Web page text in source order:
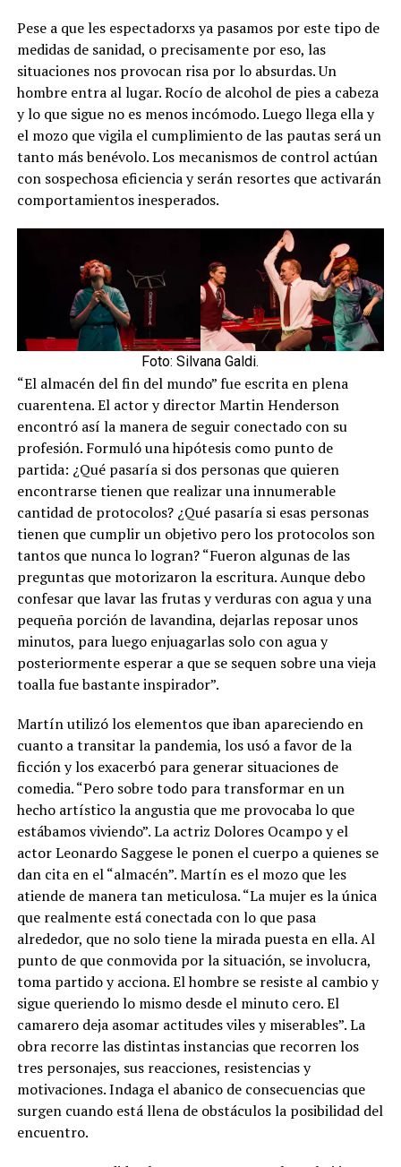
Pese a que les espectadorxs ya pasamos por este tipo de
medidas de sanidad, o precisamente por eso, las
situaciones nos provocan risa por lo absurdas. Un
hombre entra al lugar. Rocío de alcohol de pies a cabeza
y lo que sigue no es menos incómodo. Luego llega ella y
el mozo que vigila el cumplimiento de las pautas será un
tanto más benévolo. Los mecanismos de control actúan
con sospechosa eficiencia y serán resortes que activarán
comportamientos inesperados.
Foto: Silvana Galdi.
“El almacén del fin del mundo” fue escrita en plena
cuarentena. El actor y director Martin Henderson
encontró así la manera de seguir conectado con su
profesión. Formuló una hipótesis como punto de
partida: ¿Qué pasaría si dos personas que quieren
encontrarse tienen que realizar una innumerable
cantidad de protocolos? ¿Qué pasaría si esas personas
tienen que cumplir un objetivo pero los protocolos son
tantos que nunca lo logran? “Fueron algunas de las
preguntas que motorizaron la escritura. Aunque debo
confesar que lavar las frutas y verduras con agua y una
pequeña porción de lavandina, dejarlas reposar unos
minutos, para luego enjuagarlas solo con agua y
posteriormente esperar a que se sequen sobre una vieja
toalla fue bastante inspirador”.
Martín utilizó los elementos que iban apareciendo en
cuanto a transitar la pandemia, los usó a favor de la
ficción y los exacerbó para generar situaciones de
comedia. “Pero sobre todo para transformar en un
hecho artístico la angustia que me provocaba lo que
estábamos viviendo”. La actriz Dolores Ocampo y el
actor Leonardo Saggese le ponen el cuerpo a quienes se
dan cita en el “almacén”. Martín es el mozo que les
atiende de manera tan meticulosa. “La mujer es la única
que realmente está conectada con lo que pasa
alrededor, que no solo tiene la mirada puesta en ella. Al
punto de que conmovida por la situación, se involucra,
toma partido y acciona. El hombre se resiste al cambio y
sigue queriendo lo mismo desde el minuto cero. El
camarero deja asomar actitudes viles y miserables”. La
obra recorre las distintas instancias que recorren los
tres personajes, sus reacciones, resistencias y
motivaciones. Indaga el abanico de consecuencias que
surgen cuando está llena de obstáculos la posibilidad del
encuentro.